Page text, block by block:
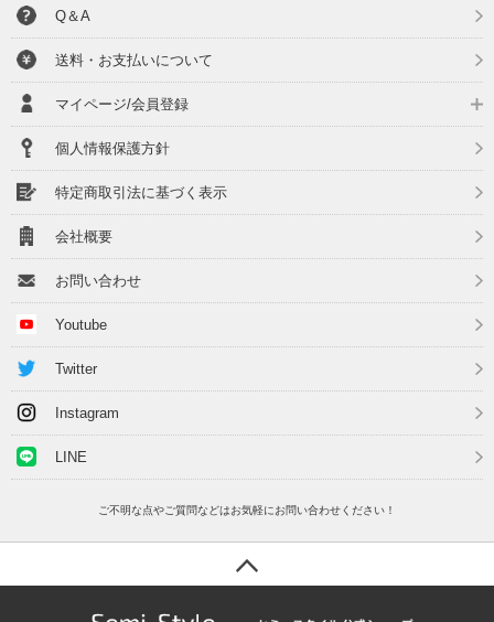
Q＆A
送料・お支払いについて
マイページ/会員登録
個人情報保護方針
特定商取引法に基づく表示
会社概要
お問い合わせ
Youtube
Twitter
Instagram
LINE
ご不明な点やご質問などはお気軽にお問い合わせください！